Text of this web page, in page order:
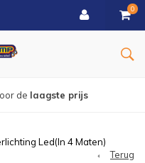
0
laagste prijs
Led(In 4 Maten)
Terug